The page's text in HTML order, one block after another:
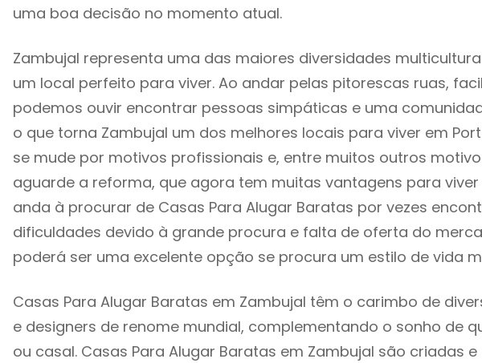
uma boa decisão no momento atual.
Zambujal representa uma das maiores diversidades
um local perfeito para viver. Ao andar pelas pitorescas ruas,
podemos ouvir encontrar pessoas simpáticas e uma
o que torna Zambujal um dos melhores locais para viver em
se mude por motivos profissionais e, entre muitos outros
aguarde a reforma, que agora tem muitas vantagens para viver
anda à procurar de Casas Para Alugar Baratas por vezes
dificuldades devido à grande procura e falta de oferta do
poderá ser uma excelente opção se procura um estilo de vida
Casas Para Alugar Baratas em Zambujal têm o carimbo de
e designers de renome mundial, complementando o sonho de
ou casal. Casas Para Alugar Baratas em Zambujal são criadas